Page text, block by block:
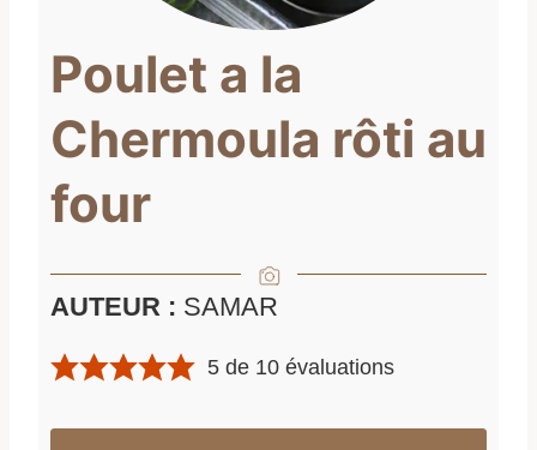
Poulet a la
Chermoula rôti au
four
AUTEUR : SAMAR
5 de 10 évaluations